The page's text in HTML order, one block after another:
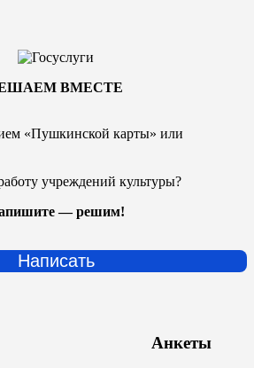
ВМЕСТЕ
«Пушкинской карты» или
учреждений культуры?
— решим!
Написать
Анкеты